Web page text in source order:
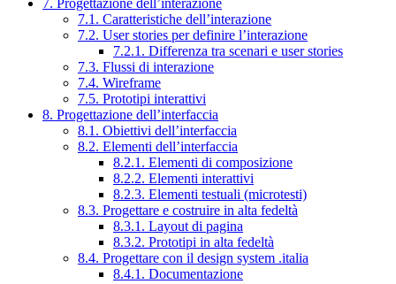
7. Progettazione dell’interazione
7.1. Caratteristiche dell’interazione
7.2. User stories per definire l’interazione
7.2.1. Differenza tra scenari e user stories
7.3. Flussi di interazione
7.4. Wireframe
7.5. Prototipi interattivi
8. Progettazione dell’interfaccia
8.1. Obiettivi dell’interfaccia
8.2. Elementi dell’interfaccia
8.2.1. Elementi di composizione
8.2.2. Elementi interattivi
8.2.3. Elementi testuali (microtesti)
8.3. Progettare e costruire in alta fedeltà
8.3.1. Layout di pagina
8.3.2. Prototipi in alta fedeltà
8.4. Progettare con il design system .italia
8.4.1. Documentazione